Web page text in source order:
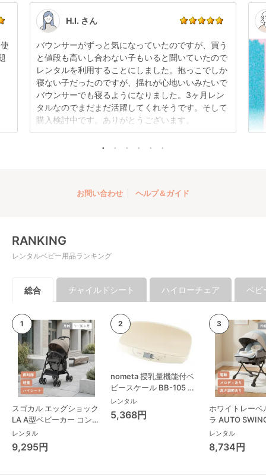
す。
点検清掃については
もご確認ください。
い。
H.I. さん
バウンサーがずっと気になっていたのですが、買う
と値段も高いし合わない子もいると聞いていたので
レンタルを利用することにしました。抱っこでしか
寝ない子だったのですが、揺れが心地いいみたいで
バウンサーでも寝るようになりました。3ヶ月レン
タルなのでまだまだ活躍してくれそうです。そして
購入検討中です。ありがとうございます。
お問い合わせ ヘルプ＆ガイド
RANKING
レンタルベビー用品ランキング
総合 チャイルドシート ハイローチェア ベビ
スゴカル エッグショック
LA A型ベビーカー コンビ
(Combi)
レンタル
9,295円
nometa 授乳量機能付ベ
ビースケール BB-105 タ
ニタ(TANITA) ベビースケ
ール・体重計
レンタル
5,368円
ホワイトレーベ
ラ AUTO
Long スリープ
コンビ(Combi)
チェア・ベビー
レンタル
8,734円